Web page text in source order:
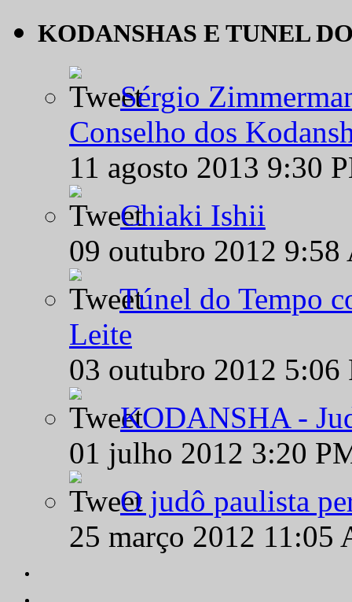
KODANSHAS E TUNEL
Sérgio
Conselho dos
11 agosto 2013 9:30
Chiaki Ishii
09 outubro 2012
Túnel do Tempo
Leite
03 outubro 2012
KODANSHA -
01 julho 2012 3:20
O judô paulista
25 março 2012